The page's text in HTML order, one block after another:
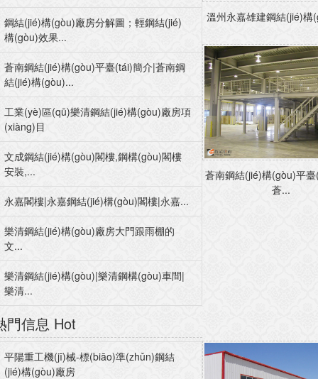
鋼結(jié)構(gòu)廠房分解圖；輕鋼結(jié)
構(gòu)效果...
蒼南鋼結(jié)構(gòu)平臺(tái)簡介|蒼南鋼
結(jié)構(gòu)...
工業(yè)區(qū)樂清鋼結(jié)構(gòu)廠房項
(xiàng)目
文成鋼結(jié)構(gòu)閣樓,鋼構(gòu)閣樓
安裝,...
永嘉閣樓|永嘉鋼結(jié)構(gòu)閣樓|永嘉...
樂清鋼結(jié)構(gòu)廠房大門跟雨棚的
文...
樂清鋼結(jié)構(gòu)|樂清鋼構(gòu)車間|
樂清...
門信息 Hot
平陽重工機(jī)械-標(biāo)準(zhǔn)鋼結
(jié)構(gòu)廠房
溫州永嘉雄建鋼結(jié)構
蒼南鋼結(jié)構(gòu)平
蒼...